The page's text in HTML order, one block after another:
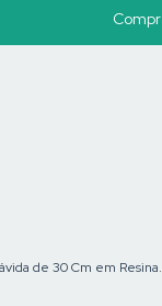
de 30 Cm em Resina.